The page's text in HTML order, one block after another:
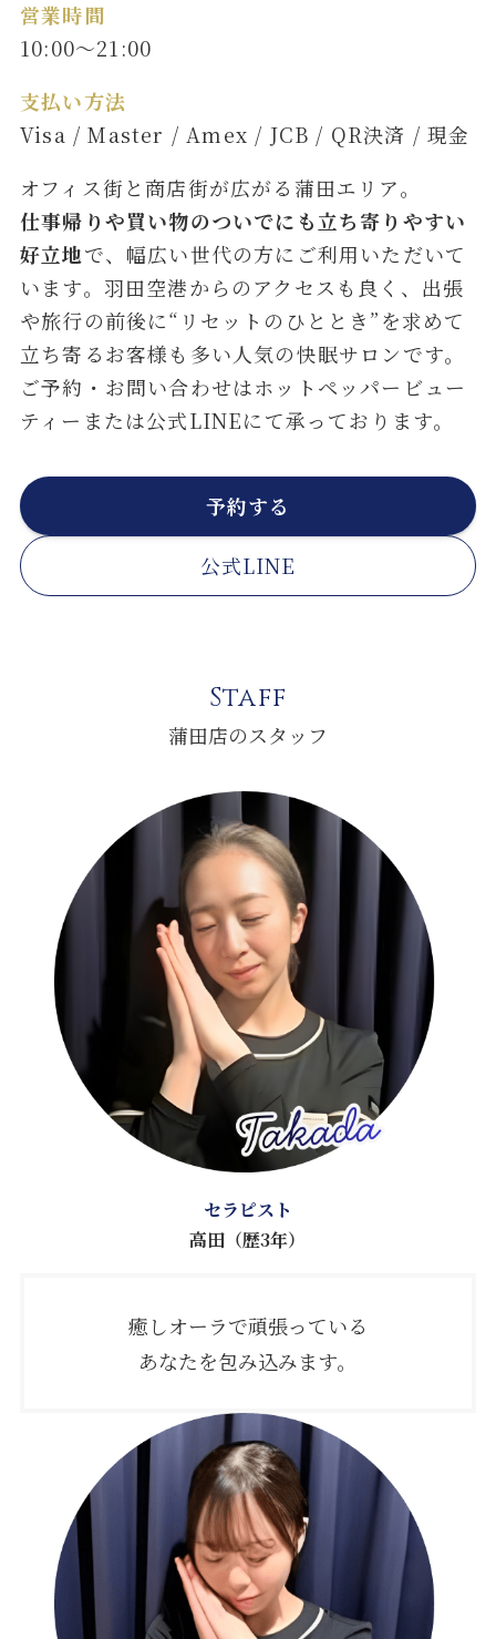
営業時間
10:00～21:00
支払い方法
Visa / Master / Amex / JCB / QR決済 / 現金
オフィス街と商店街が広がる蒲田エリア。
仕事帰りや買い物のついでにも立ち寄りやすい
好立地で、幅広い世代の方にご利用いただいて
います。羽田空港からのアクセスも良く、出張
や旅行の前後に“リセットのひととき”を求めて
立ち寄るお客様も多い人気の快眠サロンです。
ご予約・お問い合わせはホットペッパービュー
ティーまたは公式LINEにて承っております。
予約する
公式LINE
Staff
蒲田店のスタッフ
セラピスト
高田（歴3年）
癒しオーラで頑張っている
あなたを包み込みます。